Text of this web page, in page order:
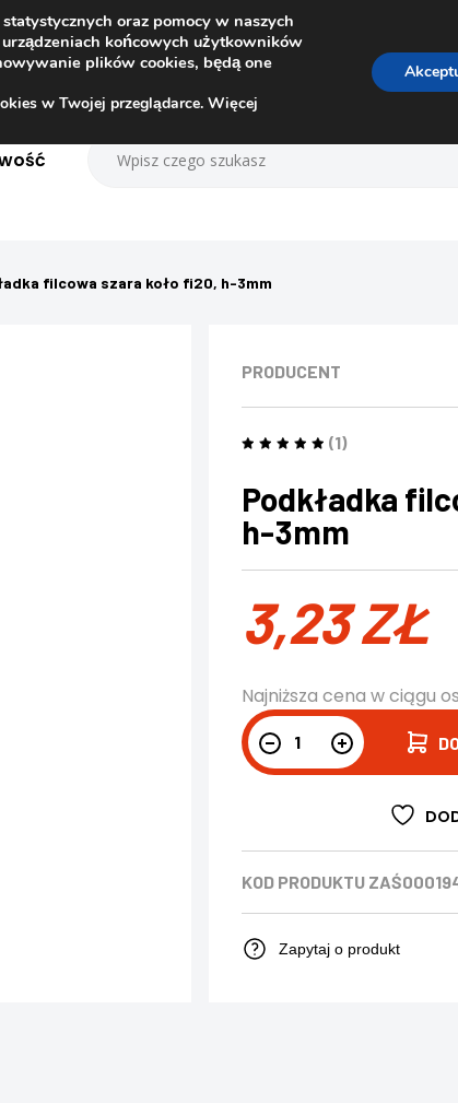
filcowa szara koło fi20, h-3mm
PRODUCENT
(1)
Podkładka
h-3mm
3,23ZŁ
Najniższa cena w ciągu
KOD PRODUKTU
Zapytaj o produkt
oraz pomocy w naszych
końcowych użytkowników
plików cookies, będą one
w Twojej przeglądarce. Więcej